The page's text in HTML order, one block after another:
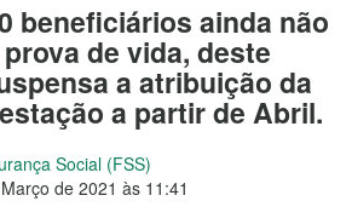
beneficiários ainda não
de vida, deste
a atribuição da
a partir de Abril.
Social (FSS)
de 2021 às 11:41